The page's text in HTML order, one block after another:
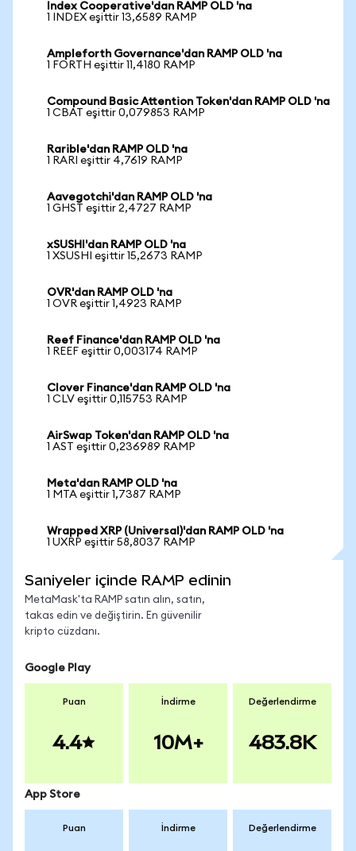
Index Cooperative'dan RAMP OLD 'na
1 INDEX eşittir 13,6589 RAMP
Ampleforth Governance'dan RAMP OLD 'na
1 FORTH eşittir 11,4180 RAMP
Compound Basic Attention Token'dan RAMP OLD 'na
1 CBAT eşittir 0,079853 RAMP
Rarible'dan RAMP OLD 'na
1 RARI eşittir 4,7619 RAMP
Aavegotchi'dan RAMP OLD 'na
1 GHST eşittir 2,4727 RAMP
xSUSHI'dan RAMP OLD 'na
1 XSUSHI eşittir 15,2673 RAMP
OVR'dan RAMP OLD 'na
1 OVR eşittir 1,4923 RAMP
Reef Finance'dan RAMP OLD 'na
1 REEF eşittir 0,003174 RAMP
Clover Finance'dan RAMP OLD 'na
1 CLV eşittir 0,115753 RAMP
AirSwap Token'dan RAMP OLD 'na
1 AST eşittir 0,236989 RAMP
Meta'dan RAMP OLD 'na
1 MTA eşittir 1,7387 RAMP
Wrapped XRP (Universal)'dan RAMP OLD 'na
1 UXRP eşittir 58,8037 RAMP
Saniyeler içinde RAMP edinin
MetaMask'ta RAMP satın alın, satın,
takas edin ve değiştirin. En güvenilir
kripto cüzdanı.
Google Play
Puan
4.4
İndirme
10M+
Değerlendirme
483.8K
App Store
Puan İndirme Değerlendirme